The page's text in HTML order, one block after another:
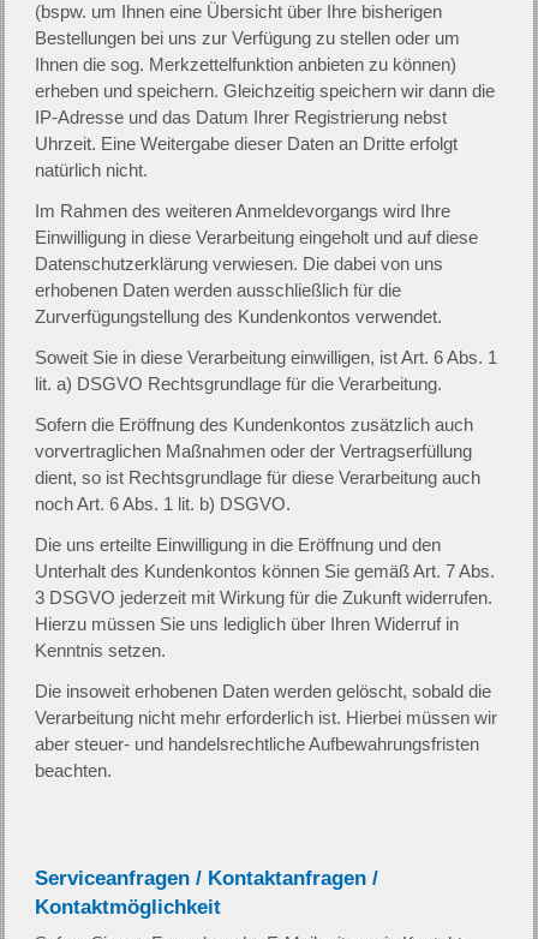
(bspw. um Ihnen eine Übersicht über Ihre bisherigen
Bestellungen bei uns zur Verfügung zu stellen oder um
Ihnen die sog. Merkzettelfunktion anbieten zu können)
erheben und speichern. Gleichzeitig speichern wir dann die
IP-Adresse und das Datum Ihrer Registrierung nebst
Uhrzeit. Eine Weitergabe dieser Daten an Dritte erfolgt
natürlich nicht.
Im Rahmen des weiteren Anmeldevorgangs wird Ihre
Einwilligung in diese Verarbeitung eingeholt und auf diese
Datenschutzerklärung verwiesen. Die dabei von uns
erhobenen Daten werden ausschließlich für die
Zurverfügungstellung des Kundenkontos verwendet.
Soweit Sie in diese Verarbeitung einwilligen, ist Art. 6 Abs. 1
lit. a) DSGVO Rechtsgrundlage für die Verarbeitung.
Sofern die Eröffnung des Kundenkontos zusätzlich auch
vorvertraglichen Maßnahmen oder der Vertragserfüllung
dient, so ist Rechtsgrundlage für diese Verarbeitung auch
noch Art. 6 Abs. 1 lit. b) DSGVO.
Die uns erteilte Einwilligung in die Eröffnung und den
Unterhalt des Kundenkontos können Sie gemäß Art. 7 Abs.
3 DSGVO jederzeit mit Wirkung für die Zukunft widerrufen.
Hierzu müssen Sie uns lediglich über Ihren Widerruf in
Kenntnis setzen.
Die insoweit erhobenen Daten werden gelöscht, sobald die
Verarbeitung nicht mehr erforderlich ist. Hierbei müssen wir
aber steuer- und handelsrechtliche Aufbewahrungsfristen
beachten.
Serviceanfragen / Kontaktanfragen /
Kontaktmöglichkeit